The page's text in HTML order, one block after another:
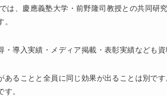
は、慶應義塾大学・前野隆司教授との共同研
・導入実績・メディア掲載・表彰実績なども資
あることと全員に同じ効果が出ることは別で
す。